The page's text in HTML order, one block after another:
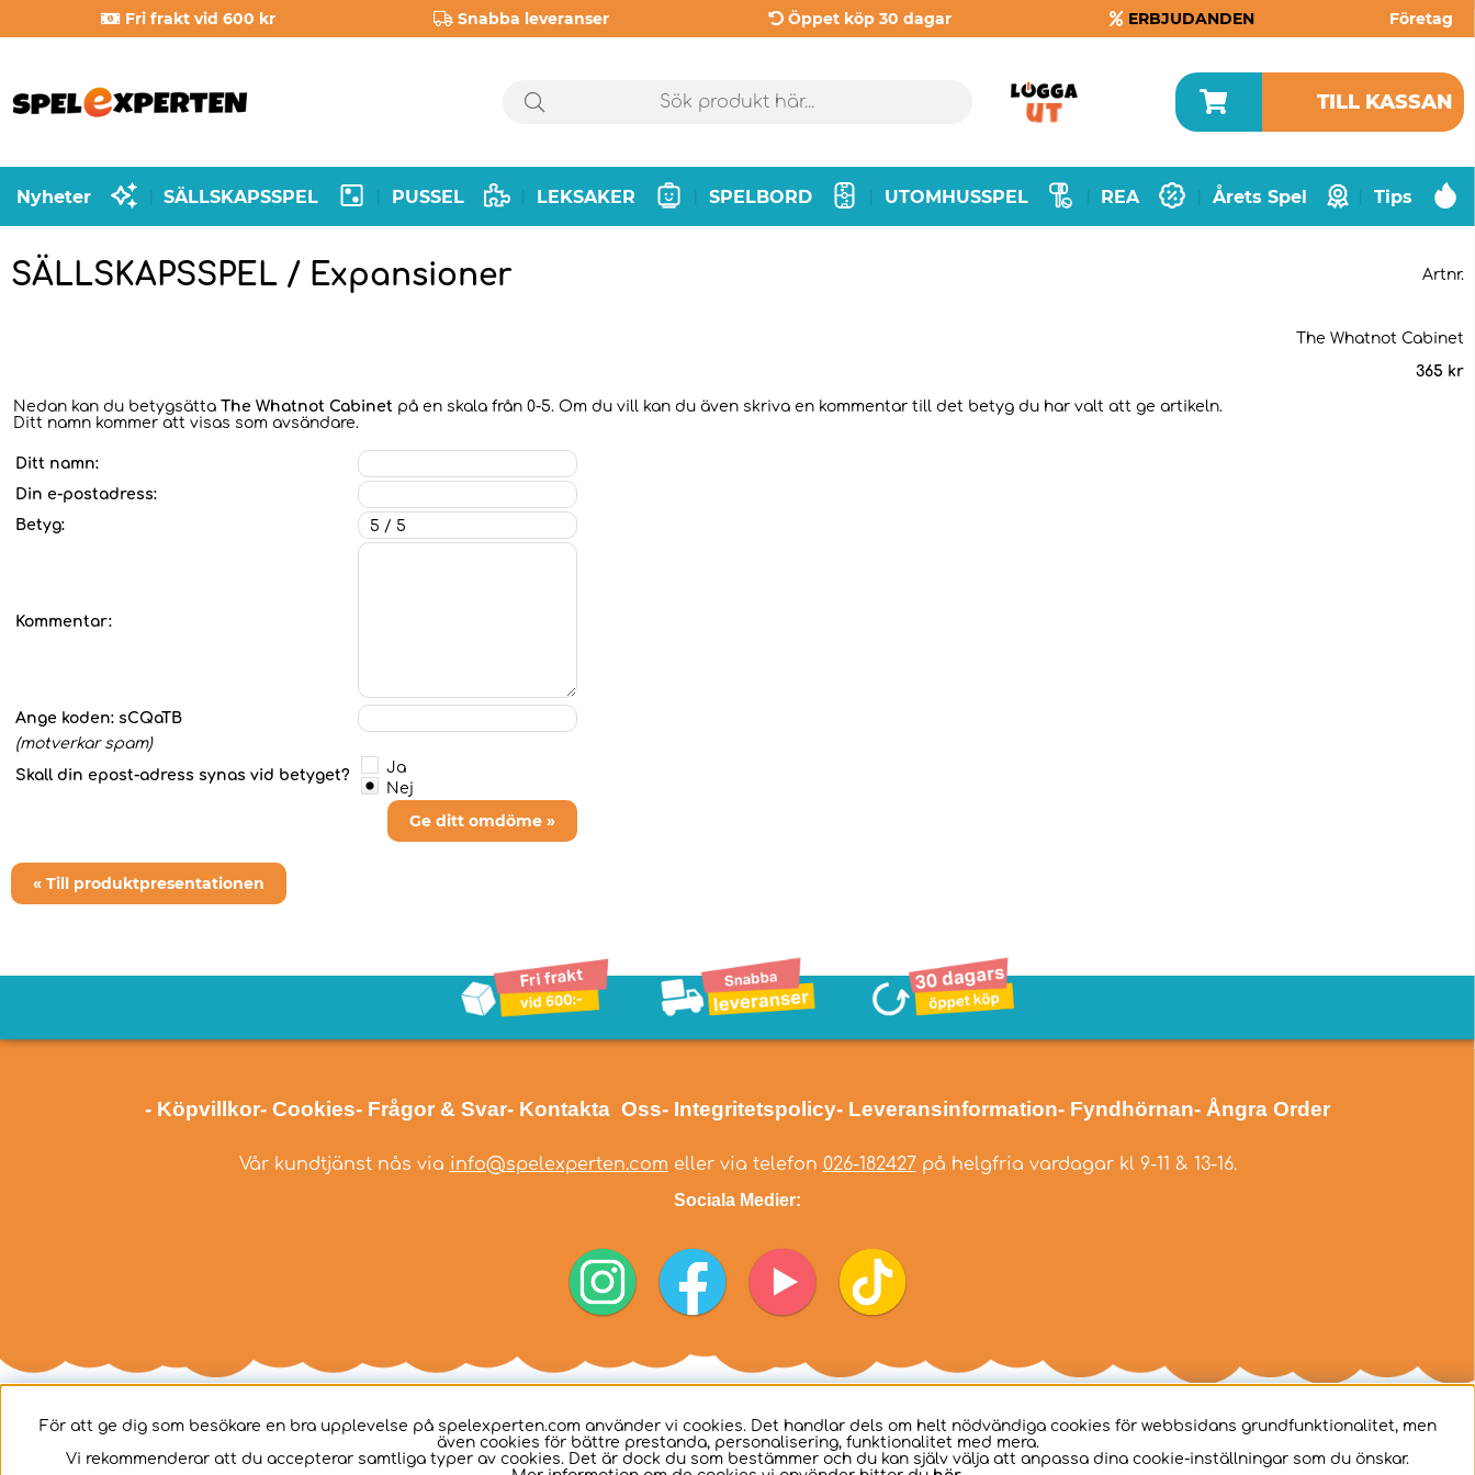
Fri frakt vid 600 kr Snabba leveranser Öppet köp 30 dagar ERBJUDANDEN Företag
TILL KASSAN
Nyheter SÄLLSKAPSSPEL PUSSEL LEKSAKER SPELBORD UTOMHUSSPEL REA Årets Spel Tips
SÄLLSKAPSSPEL / Expansioner Artnr.
The Whatnot Cabinet
365 kr
Nedan kan du betygsätta The Whatnot Cabinet på en skala från 0-5. Om du vill kan du även skriva en kommentar till det betyg du har valt att ge artikeln.
Ditt namn kommer att visas som avsändare.
Ditt namn:
Din e-postadress:
Betyg:
Kommentar:
Ange koden: sCQaTB
(motverkar spam)
Skall din epost-adress synas vid betyget?
Ja
Nej
Ge ditt omdöme »
« Till produktpresentationen
- Köpvillkor- Cookies- Frågor & Svar- Kontakta Oss- Integritetspolicy- Leveransinformation- Fyndhörnan- Ångra Order
Vår kundtjänst nås via info@spelexperten.com eller via telefon 026-182427på helgfria vardagar kl 9-11 & 13-16.
Sociala Medier:
För att ge dig som besökare en bra upplevelse på spelexperten.com använder vi cookies. Det handlar dels om helt nödvändiga cookies för webbsidans grundfunktionalitet, men
även cookies för bättre prestanda, personalisering, funktionalitet med mera.
Vi rekommenderar att du accepterar samtliga typer av cookies. Det är dock du som bestämmer och du kan själv välja att anpassa dina cookie-inställningar som du önskar.